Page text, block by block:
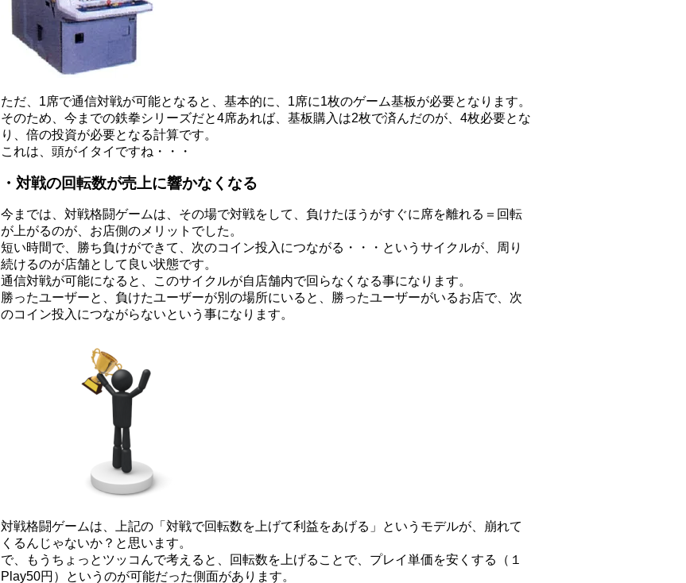
ただ、1席で通信対戦が可能となると、基本的に、1席に1枚のゲーム基板が必要となります。
そのため、今までの鉄拳シリーズだと4席あれば、基板購入は2枚で済んだのが、4枚必要とな
り、倍の投資が必要となる計算です。
これは、頭がイタイですね・・・
・対戦の回転数が売上に響かなくなる
今までは、対戦格闘ゲームは、その場で対戦をして、負けたほうがすぐに席を離れる＝回転
が上がるのが、お店側のメリットでした。
短い時間で、勝ち負けができて、次のコイン投入につながる・・・というサイクルが、周り
続けるのが店舗として良い状態です。
通信対戦が可能になると、このサイクルが自店舗内で回らなくなる事になります。
勝ったユーザーと、負けたユーザーが別の場所にいると、勝ったユーザーがいるお店で、次
のコイン投入につながらないという事になります。
対戦格闘ゲームは、上記の「対戦で回転数を上げて利益をあげる」というモデルが、崩れて
くるんじゃないか？と思います。
で、もうちょっとツッコんで考えると、回転数を上げることで、プレイ単価を安くする（１
Play50円）というのが可能だった側面があります。